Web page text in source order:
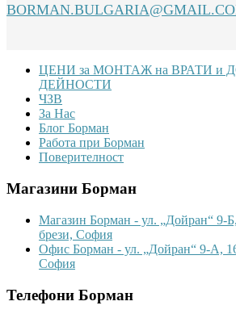
FooterЦЕНИ за МОНТАЖ на ВРАТИ и
ДЕЙНОСТИ
ЧЗВ
За Нас
Блог Борман
Работа при Борман
Поверителност
Магазини Борман
Магазин Борман - ул. „Дойран“ 9-
брези, София
Офис Борман - ул. „Дойран“ 9-А,
София
Телефони Борман